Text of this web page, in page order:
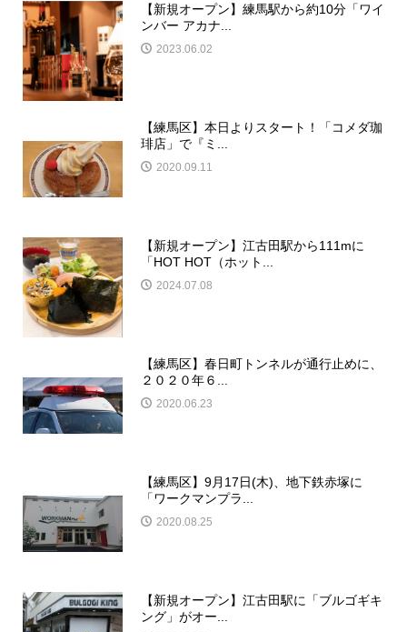
【新規オープン】練馬駅から約10分「ワイ
ンバー アカナ...
2023.06.02
【練馬区】本日よりスタート！「コメダ珈
琲店」で『ミ...
2020.09.11
【新規オープン】江古田駅から111mに
「HOT HOT（ホット...
2024.07.08
【練馬区】春日町トンネルが通行止めに、
２０２０年６...
2020.06.23
【練馬区】9月17日(木)、地下鉄赤塚に
「ワークマンプラ...
2020.08.25
【新規オープン】江古田駅に「ブルゴギキ
ング」がオー...